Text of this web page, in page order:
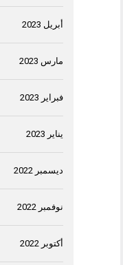
أبريل 2023
مارس 2023
فبراير 2023
يناير 2023
ديسمبر 2022
نوفمبر 2022
أكتوبر 2022